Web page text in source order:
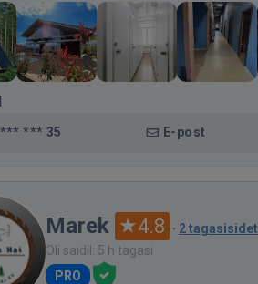
*** 35 E-post
Marek 4.8 · 2 tagasisidet
Oli saidil: 5 h tagasi
PRO